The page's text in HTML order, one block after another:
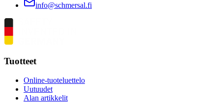
info@schmersal.fi
Tuotteet
Online-tuoteluettelo
Uutuudet
Alan artikkelit